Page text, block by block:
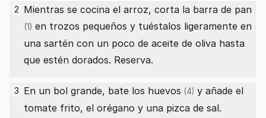
2 Mientras se cocina el arroz, corta la barra de pan
(1) en trozos pequeños y tuéstalos ligeramente en
una sartén con un poco de aceite de oliva hasta
que estén dorados. Reserva.
3 En un bol grande, bate los huevos (4) y añade el
tomate frito, el orégano y una pizca de sal.